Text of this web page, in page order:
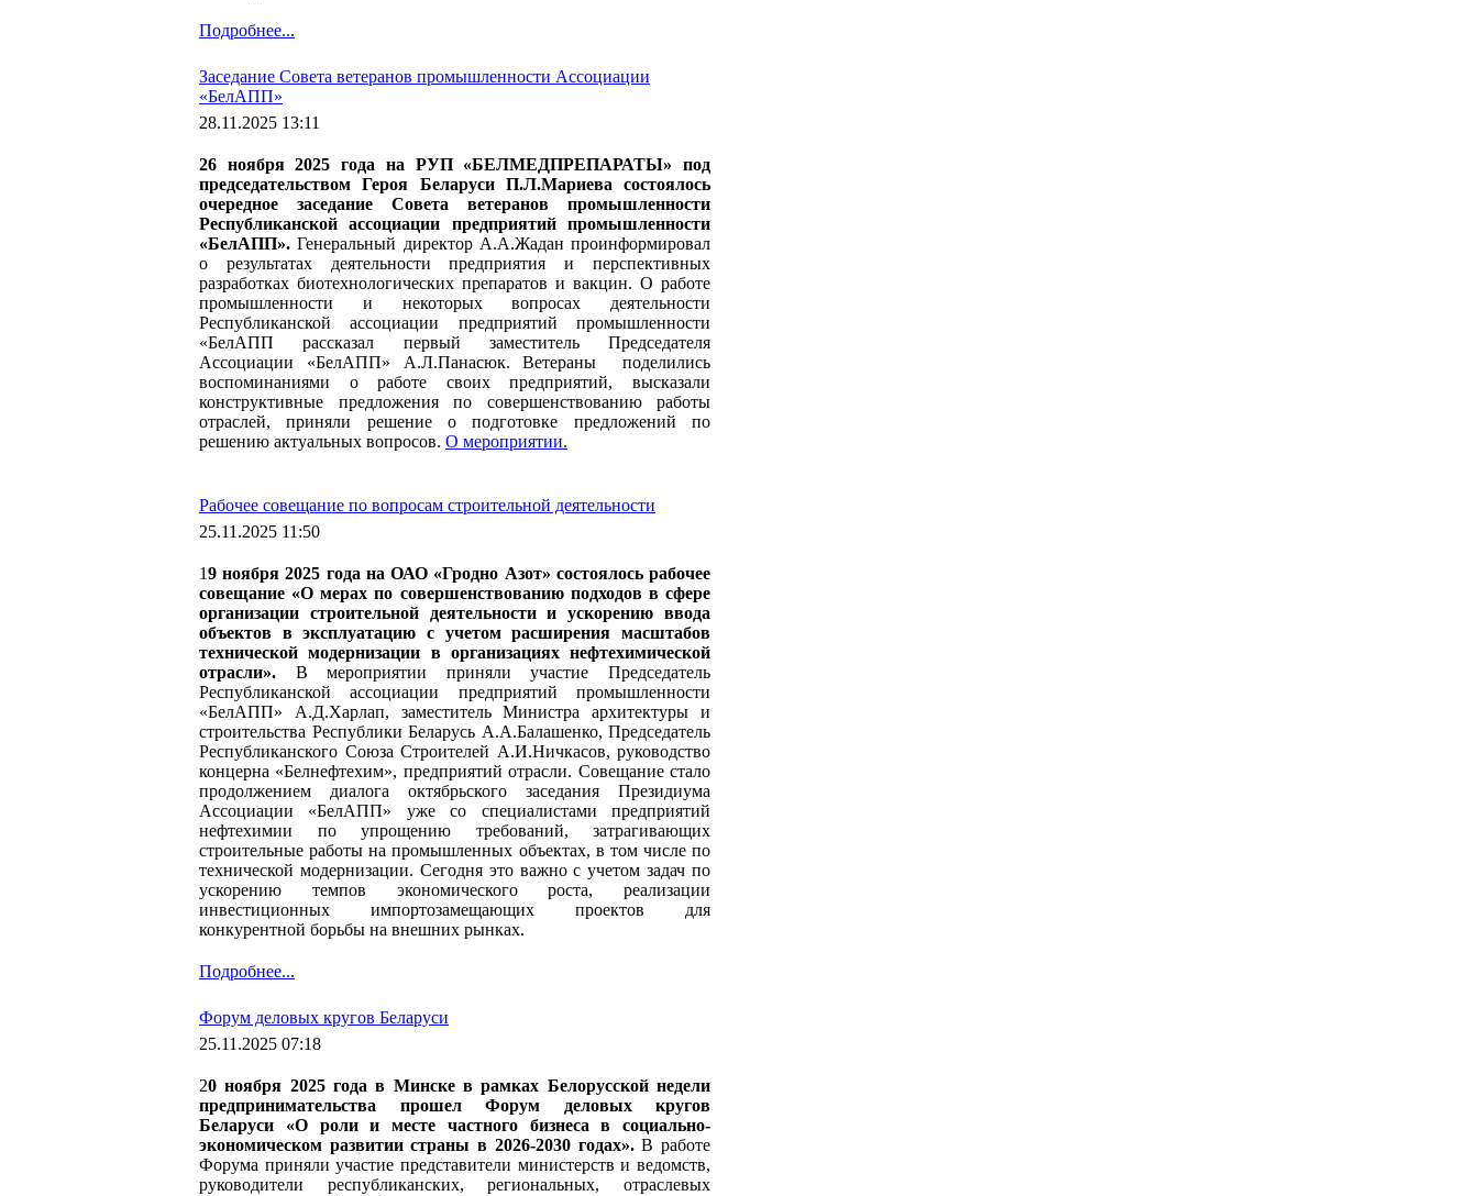
Подробнее...
Заседание Совета ветеранов промышленности Ассоциации
«БелАПП»
28.11.2025 13:11
26 ноября 2025 года на РУП «БЕЛМЕДПРЕПАРАТЫ» под
председательством Героя Беларуси П.Л.Мариева состоялось
очередное заседание Совета ветеранов промышленности
Республиканской ассоциации предприятий промышленности
«БелАПП».Генеральный директор А.А.Жадан проинформировал
о результатах деятельности предприятия и перспективных
разработках биотехнологических препаратов и вакцин. О работе
промышленности и некоторых вопросах деятельности
Республиканской ассоциации предприятий промышленности
«БелАПП рассказал первый заместитель Председателя
Ассоциации «БелАПП» А.Л.Панасюк. Ветераны поделились
воспоминаниями о работе своих предприятий, высказали
конструктивные предложения по совершенствованию работы
отраслей, приняли решение о подготовке предложений по
решению актуальных вопросов. О мероприятии.
Рабочее совещание по вопросам строительной деятельности
25.11.2025 11:50
19 ноября 2025 года на ОАО «Гродно Азот» состоялось рабочее
совещание «О мерах по совершенствованию подходов в сфере
организации строительной деятельности и ускорению ввода
объектов в эксплуатацию с учетом расширения масштабов
технической модернизации в организациях нефтехимической
отрасли». В мероприятии приняли участие Председатель
Республиканской ассоциации предприятий промышленности
«БелАПП» А.Д.Харлап, заместитель Министра архитектуры и
строительства Республики Беларусь А.А.Балашенко, Председатель
Республиканского Союза Строителей А.И.Ничкасов, руководство
концерна «Белнефтехим», предприятий отрасли. Совещание стало
продолжением диалога октябрьского заседания Президиума
Ассоциации «БелАПП» уже со специалистами предприятий
нефтехимии по упрощению требований, затрагивающих
строительные работы на промышленных объектах, в том числе по
технической модернизации. Сегодня это важно с учетом задач по
ускорению темпов экономического роста, реализации
инвестиционных импортозамещающих проектов для
конкурентной борьбы на внешних рынках.
Подробнее...
Форум деловых кругов Беларуси
25.11.2025 07:18
20 ноября 2025 года в Минске в рамках Белорусской недели
предпринимательства прошел Форум деловых кругов
Беларуси «О роли и месте частного бизнеса в социально-
экономическом развитии страны в 2026-2030 годах».В работе
Форума приняли участие представители министерств и ведомств,
руководители республиканских, региональных, отраслевых